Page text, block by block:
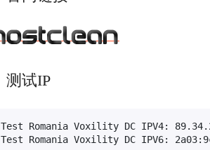
测试IP
Test Romania Voxility DC IPV4:
Test Romania Voxility DC IPV6: